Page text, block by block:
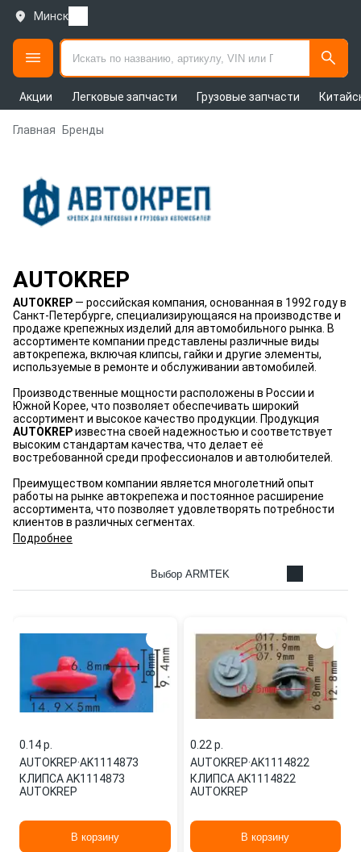
Минск
Акции Легковые запчасти Грузовые запчасти
Главная Бренды
AUTOKREP
AUTOKREP — российская компания, основанная в 1992 году в
Санкт-Петербурге, специализирующаяся на производстве и
продаже крепежных изделий для автомобильного рынка. В
ассортименте компании представлены различные виды
автокрепежа, включая клипсы, гайки и другие элементы,
используемые в ремонте и обслуживании автомобилей.
Производственные мощности расположены в России и
Южной Корее, что позволяет обеспечивать широкий
ассортимент и высокое качество продукции. Продукция
AUTOKREPизвестна своей надежностью и соответствует
высоким стандартам качества, что делает её
востребованной среди профессионалов и автолюбителей.
Преимуществом компании является многолетний опыт
работы на рынке автокрепежа и постоянное расширение
ассортимента, что позволяет удовлетворять потребности
клиентов в различных сегментах.
Подробнее
Выбор ARMTEK
0.14 p.
AUTOKREP·AK1114873
КЛИПСА AK1114873
AUTOKREP
В корзину
0.22 p.
AUTOKREP·AK1114822
КЛИПСА AK1114822
AUTOKREP
В корзину